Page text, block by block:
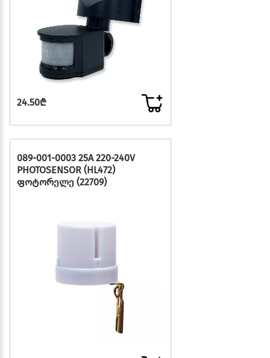
24.50₾
089-001-0003 25A 220-240V
PHOTOSENSOR (HL472)
ფოტორელე (22709)